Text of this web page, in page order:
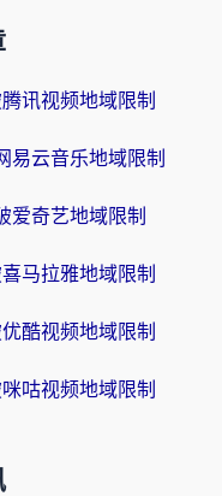
讯视频地域限制
易云音乐地域限制
爱奇艺地域限制
马拉雅地域限制
酷视频地域限制
咕视频地域限制